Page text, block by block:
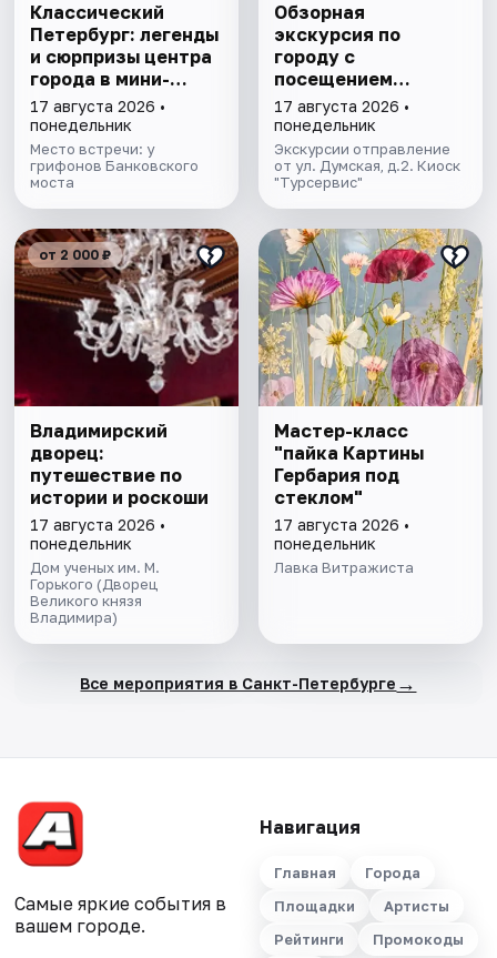
Классический
Петербург: легенды
и сюрпризы центра
города в мини-
группе
17 августа 2026 •
понедельник
Место встречи: у
грифонов Банковского
моста
Обзорная
экскурсия по
городу с
посещением
Петропавловской
крепости
17 августа 2026 •
понедельник
Экскурсии отправление
от ул. Думская, д.2. Киоск
"Турсервис"
от 2 000 ₽
Владимирский
дворец:
путешествие по
истории и роскоши
17 августа 2026 •
понедельник
Дом ученых им. М.
Горького (Дворец
Великого князя
Владимира)
Мастер-класс
"пайка Картины
Гербария под
стеклом"
17 августа 2026 •
понедельник
Лавка Витражиста
Все мероприятия в Санкт-Петербурге →
Самые яркие события в
вашем городе.
Навигация
Главная
Города
Площадки
Артисты
Рейтинги
Промокоды